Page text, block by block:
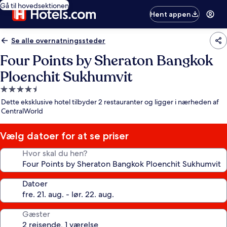
Gå til hovedsektionen
Hent appen
Se alle overnatningssteder
Four Points by Sheraton Bangkok
Ploenchit Sukhumvit
4.5-
stjernet
overnatningssted
Dette eksklusive hotel tilbyder 2 restauranter og ligger i nærheden af
CentralWorld
Vælg datoer for at se priser
Hvor skal du hen?
Datoer
Gæster